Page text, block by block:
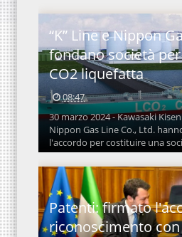
“K” Line e Nippon
fondano società
CO2 liquefatta
08:47
30 marzo 2024 - Kawasaki
Nippon Gas Line Co., Ltd.
l'accordo per costituire una
Patenti: firmato
riconoscimento